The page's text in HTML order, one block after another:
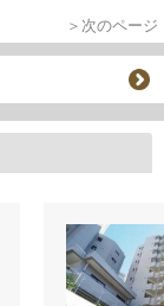
＞次のページ